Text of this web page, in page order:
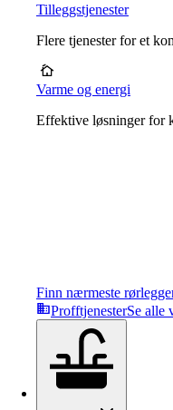
Tilleggstjenester
Flere tjenester for et
Varme og energi
Effektive løsninger for
Finn nærmeste
ProfftjenesterSe alle